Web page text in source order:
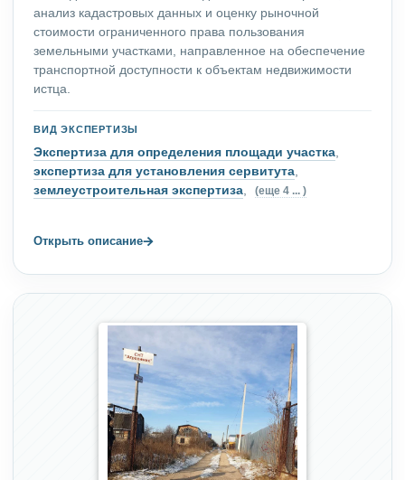
анализ кадастровых данных и оценку рыночной
стоимости ограниченного права пользования
земельными участками, направленное на обеспечение
транспортной доступности к объектам недвижимости
истца.
ВИД ЭКСПЕРТИЗЫ
Экспертиза для определения площади участка,
экспертиза для установления сервитута,
землеустроительная экспертиза, (еще 4 ... )
Открыть описание→